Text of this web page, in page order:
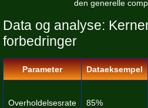
den generelle
Data og analyse:
forbedringer
Parameter Dataeksempel
Overholdelsesrate 85%